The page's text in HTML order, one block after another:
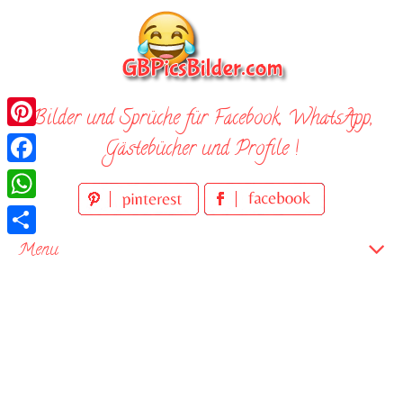
Bilder und Sprüche für Facebook, WhatsApp,
Gästebücher und Profile !
Menu
Pinterest
Facebook
WhatsApp
Teilen